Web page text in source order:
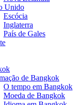
Unido
Escócia
Inglaterra
País de Gales
de Bangkok
O tempo em Bangkok
Moeda de Bangkok